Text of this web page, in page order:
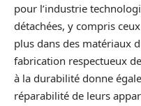
pour l’industrie
détachées, y compris
plus dans des matériaux
fabrication respectueux
à la durabilité donne
réparabilité de leurs